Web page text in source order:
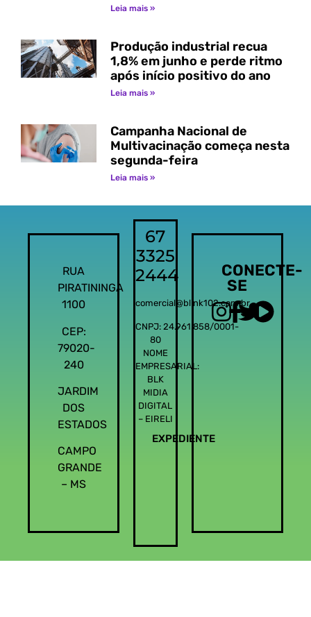
Leia mais »
Produção industrial recua
1,8% em junho e perde ritmo
após início positivo do ano
Leia mais »
Campanha Nacional de
Multivacinação começa nesta
segunda-feira
Leia mais »
RUA
PIRATININGA
1100
CEP:
79020-
240
JARDIM
DOS
ESTADOS
CAMPO
GRANDE
– MS
67
3325
2444
comercial@blink102.com.br
CNPJ: 24.961.858/0001-
80
NOME
EMPRESARIAL:
BLK
MIDIA
DIGITAL
– EIRELI
EXPEDIENTE
CONECTE-
SE